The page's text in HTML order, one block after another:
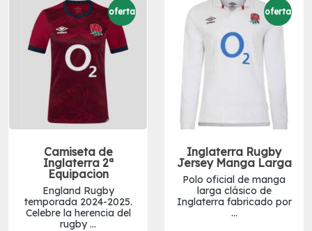
Camiseta de
Inglaterra 2ª
Equipacion
England Rugby
temporada 2024-2025.
Celebre la herencia del
rugby ...
oferta
Inglaterra Rugby
Jersey Manga Larga
Polo oficial de manga
larga clásico de
Inglaterra fabricado por
...
oferta